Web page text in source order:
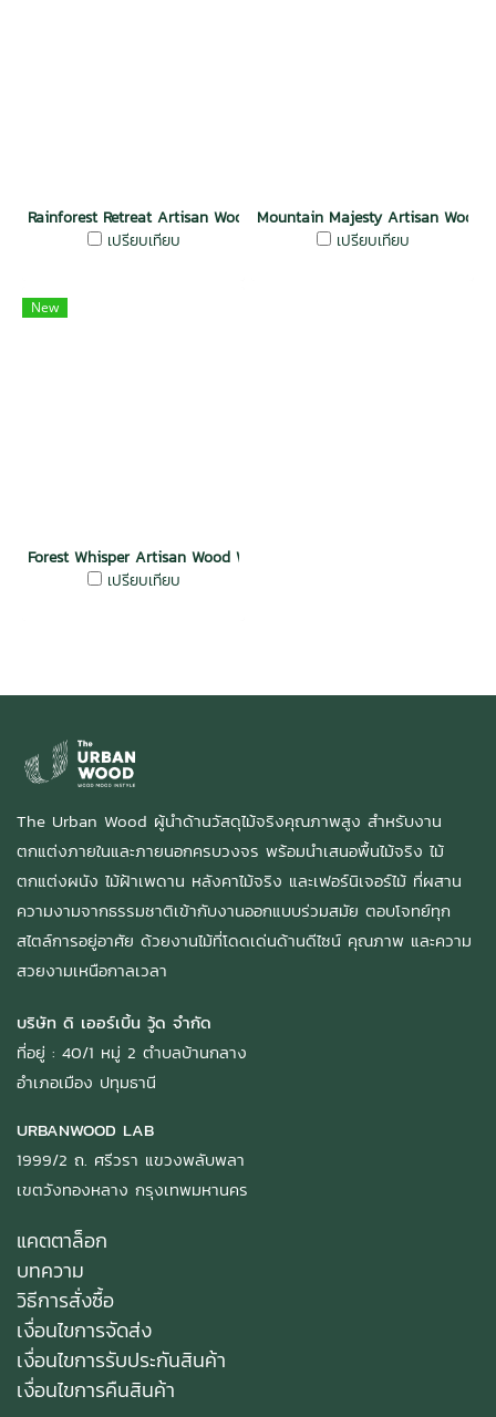
Rainforest Retreat Artisan Wood Wall Oak
เปรียบเทียบ
Mountain Majesty Artisan Wood
เปรียบเทียบ
New
Forest Whisper Artisan Wood Wall Oak
เปรียบเทียบ
The Urban Wood ผู้นำด้านวัสดุไม้จริงคุณภาพสูง สำหรับงาน
ตกแต่งภายในและภายนอกครบวงจร พร้อมนำเสนอพื้นไม้จริง ไม้
ตกแต่งผนัง ไม้ฝ้าเพดาน หลังคาไม้จริง และเฟอร์นิเจอร์ไม้ ที่ผสาน
ความงามจากธรรมชาติเข้ากับงานออกแบบร่วมสมัย ตอบโจทย์ทุก
สไตล์การอยู่อาศัย ด้วยงานไม้ที่โดดเด่นด้านดีไซน์ คุณภาพ และความ
สวยงามเหนือกาลเวลา
บริษัท ดิ เออร์เบิ้น วู้ด จำกัด
ที่อยู่ : 40/1 หมู่ 2 ตำบลบ้านกลาง
อำเภอเมือง ปทุมธานี
URBANWOOD LAB
1999/2 ถ. ศรีวรา แขวงพลับพลา
เขตวังทองหลาง กรุงเทพมหานคร
แคตตาล็อก
บทความ
วิธีการสั่งซื้อ
เงื่อนไขการจัดส่ง
เงื่อนไขการรับประกันสินค้า
เงื่อนไขการคืนสินค้า